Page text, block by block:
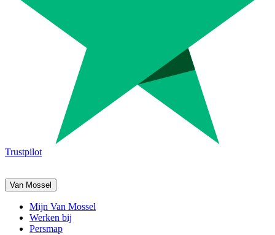
Trustpilot
Van Mossel
Mijn Van Mossel
Werken bij
Persmap